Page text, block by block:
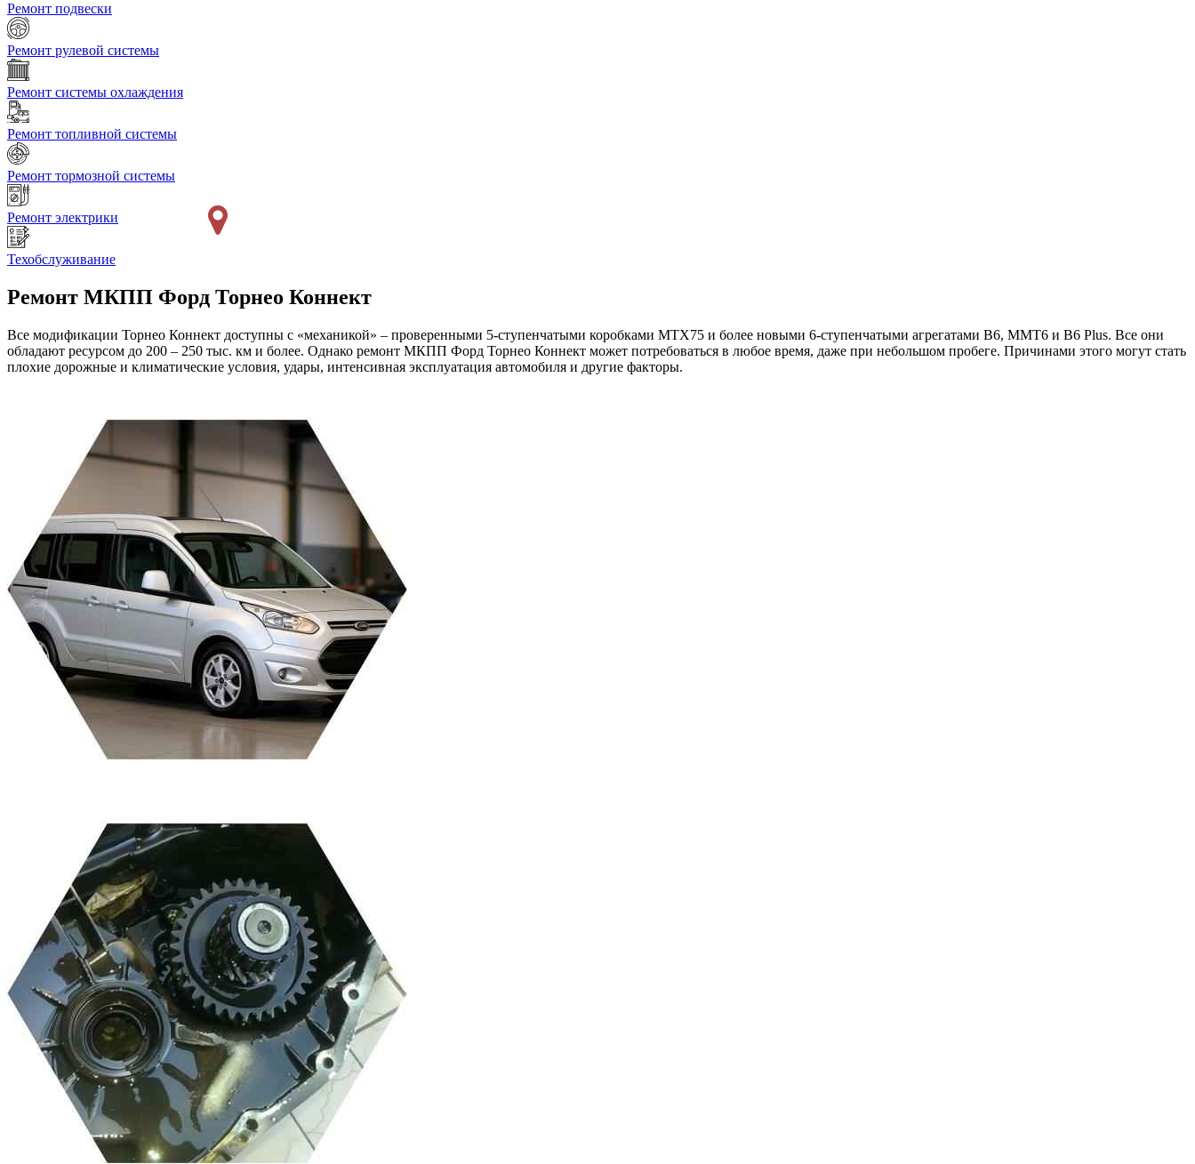
Ремонт подвески
Ремонт рулевой системы
Ремонт системы охлаждения
Ремонт топливной системы
Ремонт тормозной системы
Ремонт электрики
Техобслуживание
Ремонт МКПП Форд Торнео Коннект
Все модификации Торнео Коннект доступны с «механикой» – проверенными 5-ступенчатыми коробками MTX75 и более новыми 6-ступенчатыми агрегатами B6, MMT6 и B6 Plus. Все они
обладают ресурсом до 200 – 250 тыс. км и более. Однако ремонт МКПП Форд Торнео Коннект может потребоваться в любое время, даже при небольшом пробеге. Причинами этого могут стать
плохие дорожные и климатические условия, удары, интенсивная эксплуатация автомобиля и другие факторы.